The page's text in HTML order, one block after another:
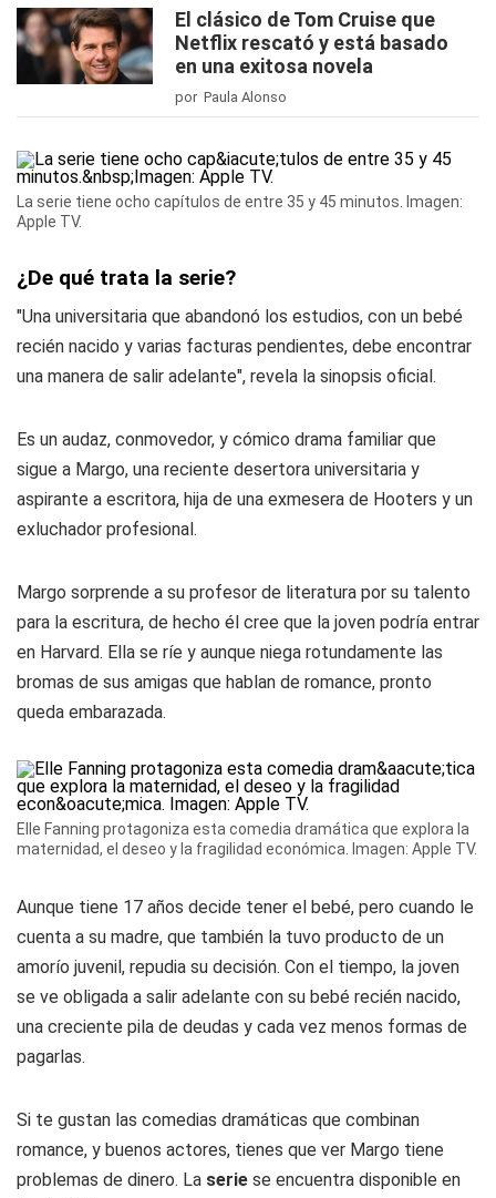
El clásico de Tom Cruise que
Netflix rescató y está basado
en una exitosa novela
por Paula Alonso
La serie tiene ocho capítulos de entre 35 y 45 minutos. Imagen:
Apple TV.
¿De qué trata la serie?
"Una universitaria que abandonó los estudios, con un bebé
recién nacido y varias facturas pendientes, debe encontrar
una manera de salir adelante", revela la sinopsis oficial.
Es un audaz, conmovedor, y cómico drama familiar que
sigue a Margo, una reciente desertora universitaria y
aspirante a escritora, hija de una exmesera de Hooters y un
exluchador profesional.
Margo sorprende a su profesor de literatura por su talento
para la escritura, de hecho él cree que la joven podría entrar
en Harvard. Ella se ríe y aunque niega rotundamente las
bromas de sus amigas que hablan de romance, pronto
queda embarazada.
Elle Fanning protagoniza esta comedia dramática que explora la
maternidad, el deseo y la fragilidad económica. Imagen: Apple TV.
Aunque tiene 17 años decide tener el bebé, pero cuando le
cuenta a su madre, que también la tuvo producto de un
amorío juvenil, repudia su decisión. Con el tiempo, la joven
se ve obligada a salir adelante con su bebé recién nacido,
una creciente pila de deudas y cada vez menos formas de
pagarlas.
Si te gustan las comedias dramáticas que combinan
romance, y buenos actores, tienes que ver Margo tiene
problemas de dinero. La serie se encuentra disponible en